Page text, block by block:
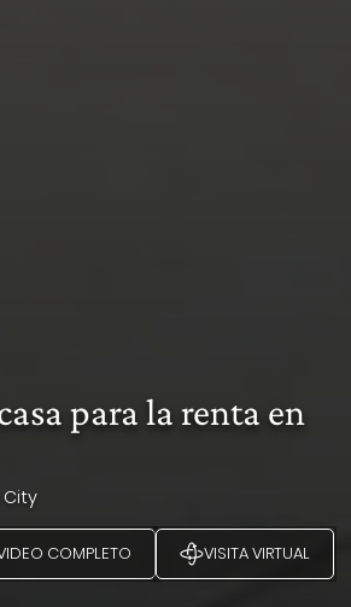
para la renta en
COMPLETO VISITA VIRTUAL